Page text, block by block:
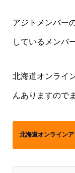
アジトメンバー
しているメンバ
北海道オンライ
んありますので
北海道オンライン